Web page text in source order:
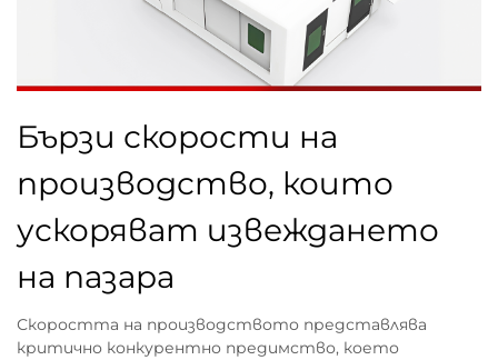
Бързи скорости на
производство, които
ускоряват извеждането
на пазара
Скоростта на производството представлява
критично конкурентно предимство, което